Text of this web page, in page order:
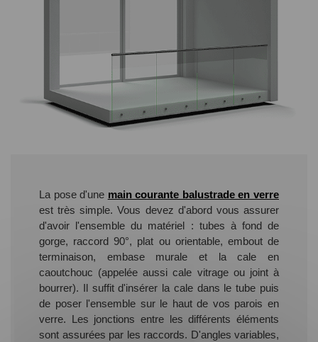
La pose d'une main courante balustrade en verre
est très simple. Vous devez d'abord vous assurer
d'avoir l'ensemble du matériel : tubes à fond de
gorge, raccord 90°, plat ou orientable, embout de
terminaison, embase murale et la cale en
caoutchouc (appelée aussi cale vitrage ou joint à
bourrer). Il suffit d'insérer la cale dans le tube puis
de poser l'ensemble sur le haut de vos parois en
verre. Les jonctions entre les différents éléments
sont assurées par les raccords. D'angles variables,